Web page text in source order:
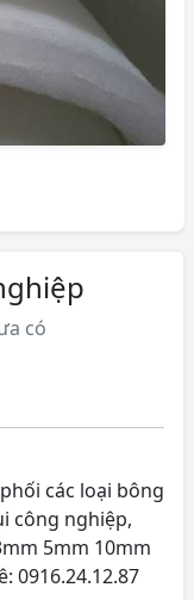
có
các loại bông
công nghiệp,
5mm 10mm
0916.24.12.87